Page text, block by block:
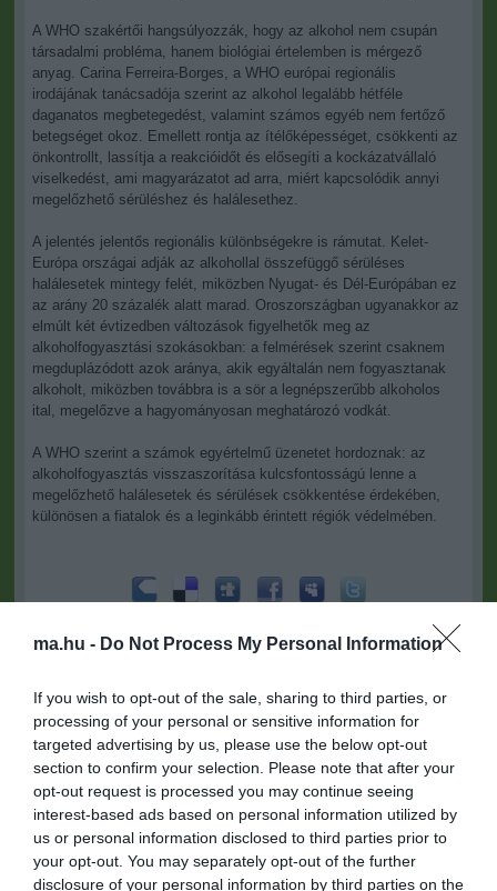
ma.hu - Do Not Process My Personal Information
If you wish to opt-out of the sale, sharing to third parties, or
processing of your personal or sensitive information for
targeted advertising by us, please use the below opt-out
section to confirm your selection. Please note that after your
opt-out request is processed you may continue seeing
interest-based ads based on personal information utilized by
us or personal information disclosed to third parties prior to
your opt-out. You may separately opt-out of the further
disclosure of your personal information by third parties on the
A WHO szakértői hangsúlyozzák, hogy az alkohol nem csupán
társadalmi probléma, hanem biológiai értelemben is mérgező
anyag. Carina Ferreira-Borges, a WHO európai regionális
irodájának tanácsadója szerint az alkohol legalább hétféle
daganatos megbetegedést, valamint számos egyéb nem fertőző
betegséget okoz. Emellett rontja az ítélőképességet, csökkenti az
önkontrollt, lassítja a reakcióidőt és elősegíti a kockázatvállaló
viselkedést, ami magyarázatot ad arra, miért kapcsolódik annyi
megelőzhető sérüléshez és halálesethez.
A jelentés jelentős regionális különbségekre is rámutat. Kelet-
Európa országai adják az alkohollal összefüggő sérüléses
halálesetek mintegy felét, miközben Nyugat- és Dél-Európában ez
az arány 20 százalék alatt marad. Oroszországban ugyanakkor az
elmúlt két évtizedben változások figyelhetők meg az
alkoholfogyasztási szokásokban: a felmérések szerint csaknem
megduplázódott azok aránya, akik egyáltalán nem fogyasztanak
alkoholt, miközben továbbra is a sör a legnépszerűbb alkoholos
ital, megelőzve a hagyományosan meghatározó vodkát.
A WHO szerint a számok egyértelmű üzenetet hordoznak: az
alkoholfogyasztás visszaszorítása kulcsfontosságú lenne a
megelőzhető halálesetek és sérülések csökkentése érdekében,
különösen a fiatalok és a leginkább érintett régiók védelmében.
network nézeteit tükrözik. A szerkesztőség mindössze a hírek
Kérjük, kulturáltan, mások személyiségi jogainak és jó hírnevének
tiszteletben tartásával kommenteljenek!